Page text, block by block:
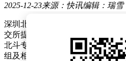
2025-12-23来源：快讯编辑：瑞雪
深圳北斗导航定位芯片领域的领
交所提交上市申请。作为国家级
北斗专注于北斗及其他全球导航
组及相关解决方案的研发设计，